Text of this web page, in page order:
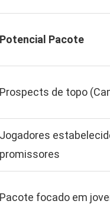
Potencial Pacote
Prospects de topo
Jogadores
promissores
Pacote focado em